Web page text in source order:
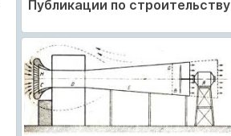
Публикации по строительству